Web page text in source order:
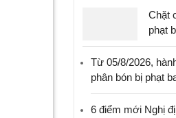
Chặt
phạt
Từ 05/8/2026,
phân bón bị phạt
6 điểm mới Nghị